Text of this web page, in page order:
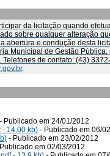
da licitação quando
sobre qualquer alteração
abertura e condução desta
Municipal de Gestão Pública,
de contato: (43)
.
- Publicado em 24/01/2012
- 14,00 kb) - Publicado em 06/
- Publicado em 23/02/2012
em 02/03/2012